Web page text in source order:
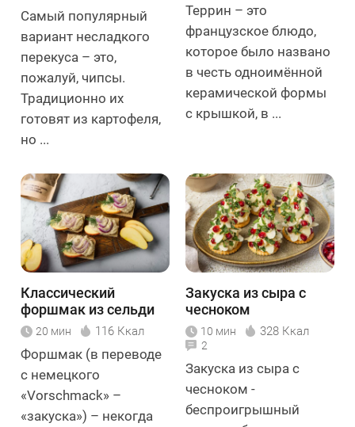
Самый популярный
вариант несладкого
перекуса – это,
пожалуй, чипсы.
Традиционно их
готовят из картофеля,
но ...
Террин – это
французское блюдо,
которое было названо
в честь одноимённой
керамической формы
с крышкой, в ...
Классический
форшмак из сельди
20 мин 116 Ккал
Форшмак (в переводе
с немецкого
«Vorschmack» –
«закуска») – некогда
Закуска из сыра с
чесноком
10 мин 328 Ккал
2
Закуска из сыра с
чесноком -
беспроигрышный